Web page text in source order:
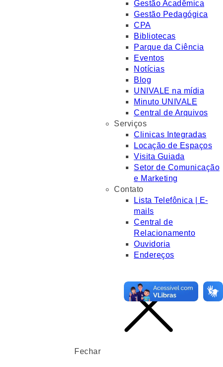
Gestão Acadêmica
Gestão Pedagógica
CPA
Bibliotecas
Parque da Ciência
Eventos
Notícias
Blog
UNIVALE na mídia
Minuto UNIVALE
Central de Arquivos
Serviços
Clinicas Integradas
Locação de Espaços
Visita Guiada
Setor de Comunicação
e Marketing
Contato
Lista Telefônica | E-
mails
Central de
Relacionamento
Ouvidoria
Endereços
Fechar